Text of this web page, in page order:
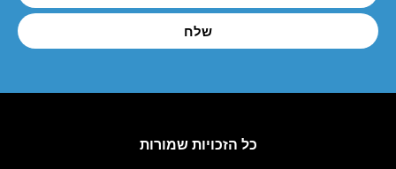
שלח
כל הזכויות שמורות